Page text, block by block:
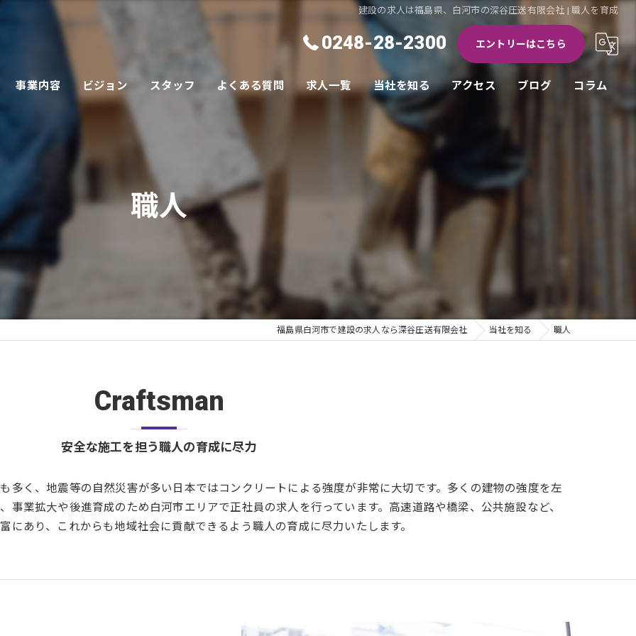
建設の求人は福島県、白河市の深谷圧送有限会社 | 職人を育成
0248-28-2300 エントリーはこちら
事業内容 ビジョン スタッフ よくある質問 求人一覧 当社を知る
コンクリート圧送
アクセス ブログ コラム
職人
福島県白河市で建設の求人なら深谷圧送有限会社 当社を知る 職人
安全な施工を担う職人の育成に尽力
Craftsman
多く、地震等の自然災害が多い日本ではコンクリートによる強度が非常に大切です。多くの建物の強度を左
事業拡大や後進育成のため白河市エリアで正社員の求人を行っています。高速道路や橋梁、公共施設など、
にあり、これからも地域社会に貢献できるよう職人の育成に尽力いたします。